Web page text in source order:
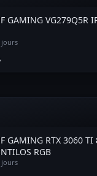
GAMING VG279Q5R
jours
GAMING RTX 3060 TI
RGB
jours